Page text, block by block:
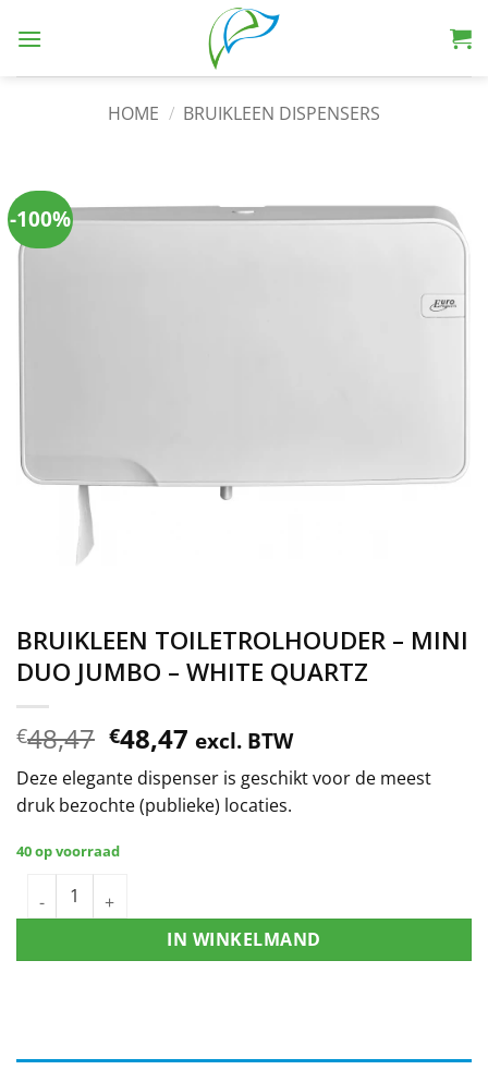
HOME / BRUIKLEEN DISPENSERS
-100%
BRUIKLEEN TOILETROLHOUDER – MINI
DUO JUMBO – WHITE QUARTZ
€48,47 €48,47 excl. BTW
Deze elegante dispenser is geschikt voor de meest
druk bezochte (publieke) locaties.
40 op voorraad
IN WINKELMAND